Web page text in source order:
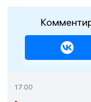
17:00